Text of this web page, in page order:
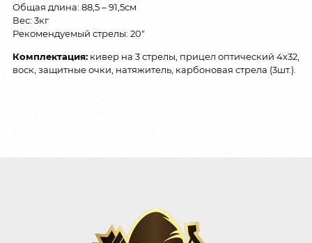
Общая длина: 88,5 – 91,5см
Вес: 3кг
Рекомендуемый стрелы: 20″
Комплектация: кивер на 3 стрелы, прицел оптический 4х32,
воск, защитные очки, натяжитель, карбоновая стрела (3шт.).